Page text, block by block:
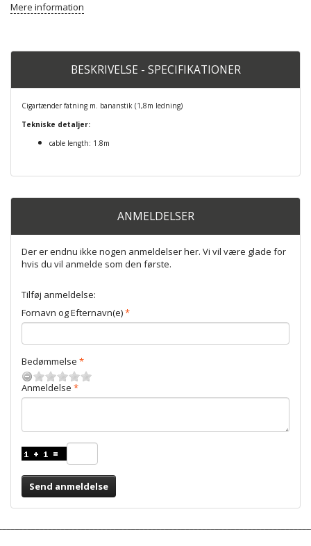
Mere information
BESKRIVELSE - SPECIFIKATIONER
Cigartænder fatning m. bananstik (1,8m ledning)
Tekniske detaljer:
cable length: 1.8m
ANMELDELSER
Der er endnu ikke nogen anmeldelser her. Vi vil være glade for
hvis du vil anmelde som den første.
Tilføj anmeldelse:
Fornavn og Efternavn(e)
Bedømmelse
Anmeldelse
Send anmeldelse